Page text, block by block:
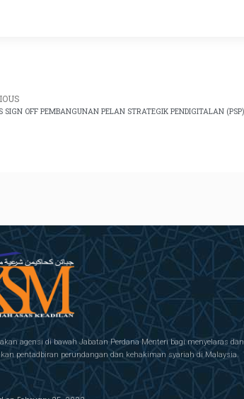
agensi di bawah Jabatan Perdana Menteri bagi menyelaras dan
pentadbiran perundangan dan kehakiman syariah di Malaysia.